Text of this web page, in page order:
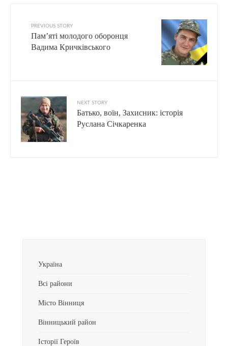
PREVIOUS STORY
Пам’яті молодого оборонця
Вадима Кричківського
NEXT STORY
Батько, воїн, Захисник: історія
Руслана Січкаренка
Україна
Всі райони
Місто Вінниця
Вінницький район
Історії Героїв